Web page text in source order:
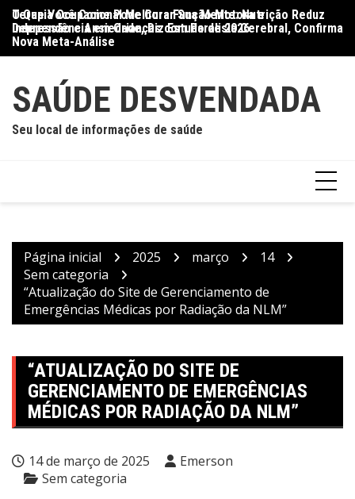
para
conteúdo
O Que Você Come Pode Curar Sua Mente: Nutrição Reduz
Depressão e Ansiedade, Diz Estudo de 2026
Terapia Ocupacional Melhora Função Motora e
Independência em Crianças com Paralisia Cerebral, Confirma
Nova Meta-Análise
SAÚDE DESVENDADA
Seu local de informações de saúde
Página inicial 2025 março
14
Sem categoria
“Atualização do Site de Gerenciamento de
Emergências Médicas por Radiação da NLM”
“ATUALIZAÇÃO DO SITE DE
GERENCIAMENTO DE EMERGÊNCIAS
MÉDICAS POR RADIAÇÃO DA NLM”
14 de março de 2025
Emerson
Sem categoria